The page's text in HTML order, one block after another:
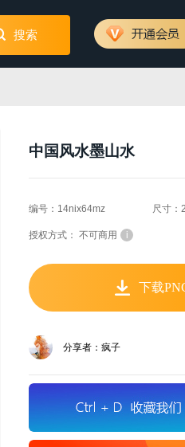
搜索
中国风水墨山水
编号：14nix64mz 尺寸：
授权方式： 不可商用 i
下载
分享者：疯子